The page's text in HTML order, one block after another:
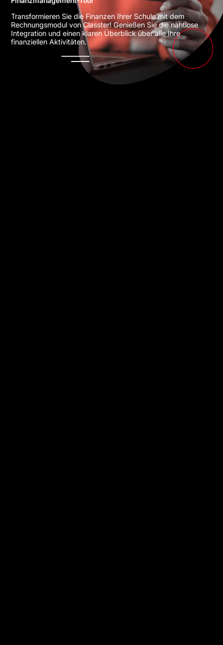
Transformieren Sie die Finanzen Ihrer Schule mit dem
Rechnungsmodul von Classter! Genießen Sie die nahtlose
Integration und einen klaren Überblick über alle Ihre
finanziellen Aktivitäten.